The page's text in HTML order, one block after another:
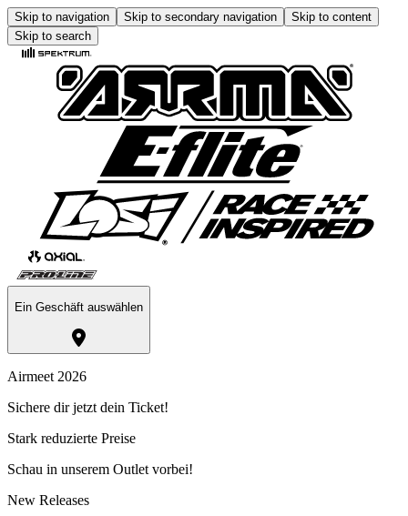
Skip to navigation Skip to secondary navigation
Skip to content
Skip to search
Ein Geschäft auswählen
Airmeet 2026
Sichere dir jetzt dein Ticket!
Stark reduzierte Preise
Schau in unserem Outlet vorbei!
New Releases